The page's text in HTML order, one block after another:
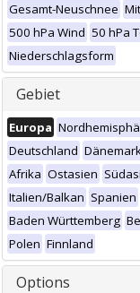
Gesamt-Neuschnee
500 hPa Wind 50 hPa
Niederschlagsform
Gebiet
Europa
Deutschland
Afrika Ostasien
Italien/Balkan Spanien
Baden Württemberg
Polen Finnland
Options